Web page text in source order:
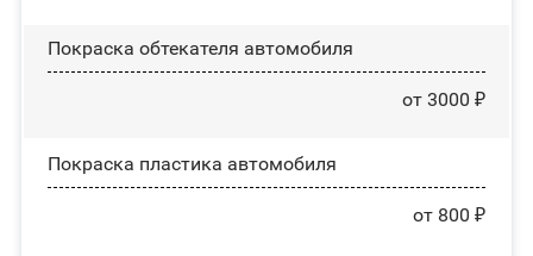
Покраска обтекателя автомобиля
от 3000 ₽
Покраска пластика автомобиля
от 800 ₽